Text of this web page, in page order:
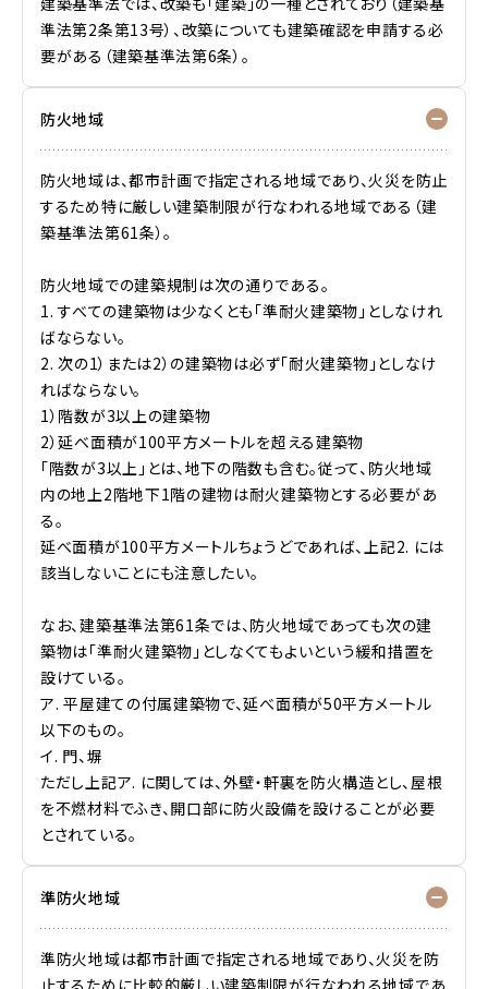
準法第2条第13号）、改築についても建築確認を申請する必
要がある（建築基準法第6条）。
防火地域
防火地域は、都市計画で指定される地域であり、火災を防止
するため特に厳しい建築制限が行なわれる地域である（建
築基準法第61条）。
防火地域での建築規制は次の通りである。
1. すべての建築物は少なくとも「準耐火建築物」としなけれ
ばならない。
2. 次の1）または2）の建築物は必ず「耐火建築物」としなけ
ればならない。
1）階数が3以上の建築物
2）延べ面積が100平方メートルを超える建築物
「階数が3以上」とは、地下の階数も含む。従って、防火地域
内の地上2階地下1階の建物は耐火建築物とする必要があ
る。
延べ面積が100平方メートルちょうどであれば、上記2. には
該当しないことにも注意したい。
なお、建築基準法第61条では、防火地域であっても次の建
築物は「準耐火建築物」としなくてもよいという緩和措置を
設けている。
ア. 平屋建ての付属建築物で、延べ面積が50平方メートル
以下のもの。
イ. 門、塀
ただし上記ア. に関しては、外壁・軒裏を防火構造とし、屋根
を不燃材料でふき、開口部に防火設備を設けることが必要
とされている。
準防火地域
準防火地域は都市計画で指定される地域であり、火災を防
止するために比較的厳しい建築制限が行なわれる地域であ